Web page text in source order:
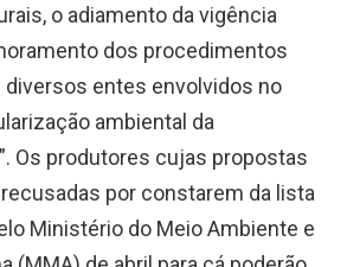
o adiamento da vigência
dos procedimentos
diversos entes envolvidos no
ambiental da
Os produtores cujas propostas
por constarem da lista
Ministério do Meio Ambiente e